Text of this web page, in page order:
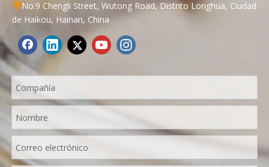
No.9 Chengli Street, Wutong Road, Distrito Longhua, Ciudad
de Haikou, Hainan, China